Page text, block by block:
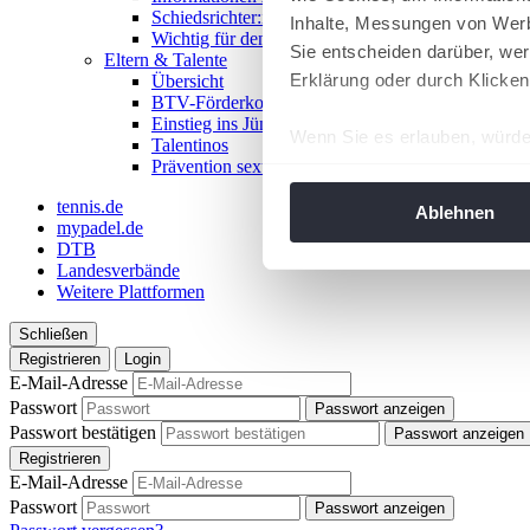
Inhalte, Messungen von
Sie entscheiden darüber,
Erklärung oder durch
Wenn Sie es erlauben,
Website an unsere Partner
möglicherweise mit weiteren
der Dienste gesammelt
Ablehnen
Schiedsrichter:in werden!
Wichtig für den Spieltag
Eltern & Talente
Übersicht
BTV-Förderkonzept
Einstieg ins Jüngstentennis
Talentinos
Prävention sexualisierter Gewalt
tennis.de
mypadel.de
DTB
Landesverbände
Weitere Plattformen
Schließen
Registrieren
Login
E-Mail-Adresse
Passwort
Passwort anzeigen
Passwort bestätigen
Passwort anzeigen
Registrieren
E-Mail-Adresse
Passwort
Passwort anzeigen